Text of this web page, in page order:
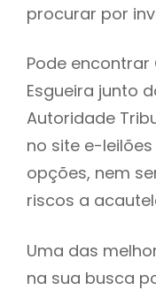
procurar por
Pode encontrar
Esgueira junto
Autoridade
no site e-
opções, nem
riscos a
Uma das
na sua busca